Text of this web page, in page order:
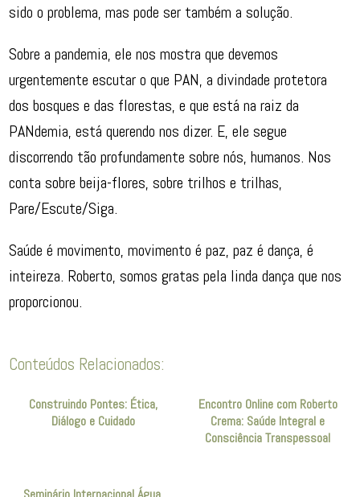
sido o problema, mas pode ser também a solução.
Sobre a pandemia, ele nos mostra que devemos
urgentemente escutar o que PAN, a divindade protetora
dos bosques e das florestas, e que está na raiz da
PANdemia, está querendo nos dizer. E, ele segue
discorrendo tão profundamente sobre nós, humanos. Nos
conta sobre beija-flores, sobre trilhos e trilhas,
Pare/Escute/Siga.
Saúde é movimento, movimento é paz, paz é dança, é
inteireza. Roberto, somos gratas pela linda dança que nos
proporcionou.
Conteúdos Relacionados:
Construindo Pontes: Ética,
Diálogo e Cuidado
Encontro Online com Roberto
Crema: Saúde Integral e
Consciência Transpessoal